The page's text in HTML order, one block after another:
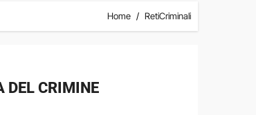
Home RetiCriminali
DEL CRIMINE